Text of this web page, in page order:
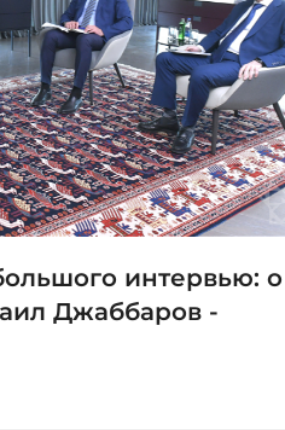
интервью: о
Джаббаров -